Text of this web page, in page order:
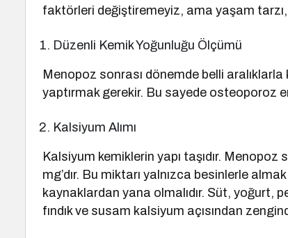
faktörleri değiştiremeyiz, ama yaşam
Düzenli Kemik Yoğunluğu Ölçümü
Menopoz sonrası dönemde belli
yaptırmak gerekir. Bu sayede osteoporoz
Kalsiyum Alımı
Kalsiyum kemiklerin yapı taşıdır. Menopoz
mg’dır. Bu miktarı yalnızca besinlerle
kaynaklardan yana olmalıdır. Süt, yoğurt,
fındık ve susam kalsiyum açısından